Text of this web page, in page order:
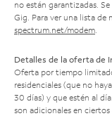
no están garantizadas.
Gig. Para ver una lista de
spectrum.net/modem
Detalles de la oferta de
Oferta por tiempo
residenciales (que no
30 días) y que estén al
son adicionales en ciertos